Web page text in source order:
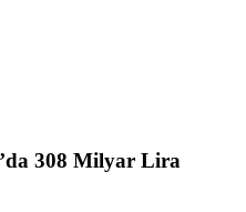
308 Milyar Lira